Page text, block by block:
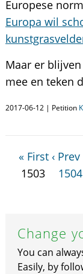
Europese
Europa wil
Maar er
mee en teken
2017-06-12 | Petition
« First ‹ Prev
1503
1504
Change
You can
Easily, by